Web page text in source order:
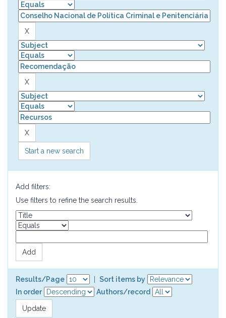
Start a new search
Add filters:
Use filters to refine the search results.
Results/Page
Sort items by
In order
Authors/record